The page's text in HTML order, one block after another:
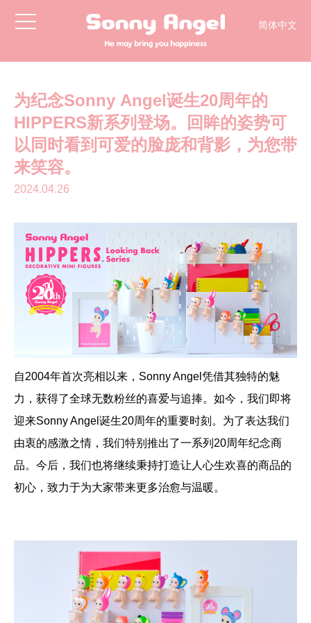
toggle
navigation
简体中文
为纪念Sonny Angel诞生20周年的
HIPPERS新系列登场。回眸的姿势可
以同时看到可爱的脸庞和背影，为您带
来笑容。
2024.04.26
自2004年首次亮相以来，Sonny Angel凭借其独特的魅
力，获得了全球无数粉丝的喜爱与追捧。如今，我们即将
迎来Sonny Angel诞生20周年的重要时刻。为了表达我们
由衷的感激之情，我们特别推出了一系列20周年纪念商
品。今后，我们也将继续秉持打造让人心生欢喜的商品的
初心，致力于为大家带来更多治愈与温暖。